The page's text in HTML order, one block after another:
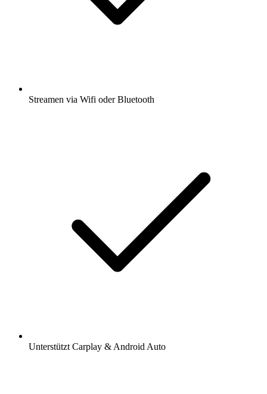
Streamen via Wifi oder Bluetooth
Unterstützt Carplay & Android Auto